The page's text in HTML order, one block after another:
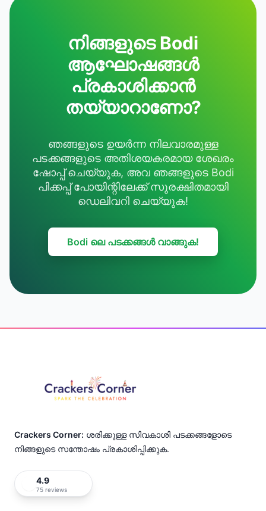
നിങ്ങളുടെ Bodi
ആഘോഷങ്ങൾ
പ്രകാശിക്കാൻ
തയ്യാറാണോ?
ഞങ്ങളുടെ ഉയർന്ന നിലവാരമുള്ള
പടക്കങ്ങളുടെ അതിശയകരമായ ശേഖരം
ഷോപ്പ് ചെയ്യുക, അവ ഞങ്ങളുടെ Bodi
പിക്കപ്പ് പോയിന്റിലേക്ക് സുരക്ഷിതമായി
ഡെലിവറി ചെയ്യുക!
Bodi ലെ പടക്കങ്ങൾ വാങ്ങുക!
Crackers Corner: ശരിക്കുള്ള സിവകാശി പടക്കങ്ങളോടെ
നിങ്ങളുടെ സന്തോഷം പ്രകാശിപ്പിക്കുക.
4.9
75 reviews